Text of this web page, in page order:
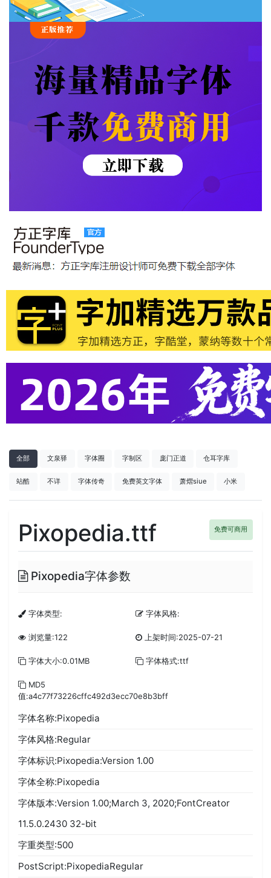
全部 文泉驿 字体圈 字制区 庞门正道 仓耳字库
站酷 不详 字体传奇 免费英文字体 萧熠siue 小米
Pixopedia.ttf 免费可商用
Pixopedia字体参数
字体类型: 字体风格:
浏览量:122 上架时间:2025-07-21
字体大小:0.01MB 字体格式:ttf
MD5
值:a4c77f73226cffc492d3ecc70e8b3bff
字体名称:Pixopedia
字体风格:Regular
字体标识:Pixopedia:Version 1.00
字体全称:Pixopedia
字体版本:Version 1.00;March 3, 2020;FontCreator
11.5.0.2430 32-bit
字重类型:500
PostScript:PixopediaRegular